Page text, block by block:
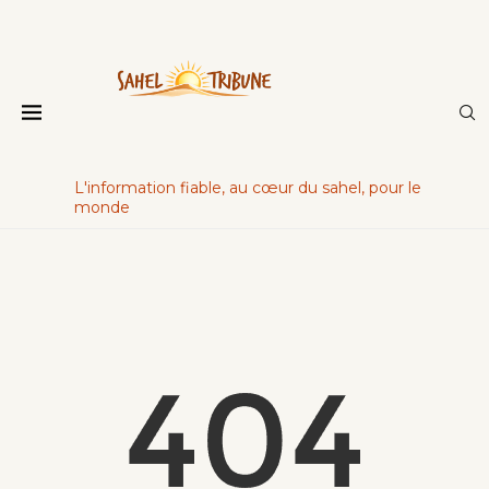
L'information fiable, au cœur du sahel, pour le
monde